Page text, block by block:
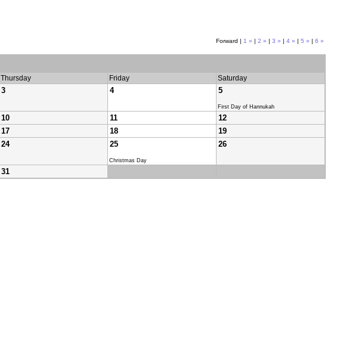
Forward | 1 » | 2 » | 3 » | 4 » | 5 » | 6 »
Thursday Friday Saturday
3 4 5
First Day of Hannukah
10 11
12
17 18
19
24 25
Christmas Day
26
31